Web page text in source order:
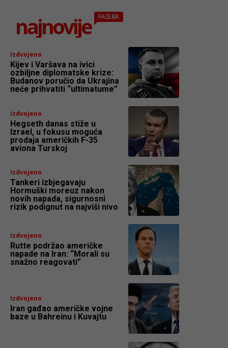
najnovije FACE.BA
Izdvojeno
Kijev i Varšava na ivici
ozbiljne diplomatske krize:
Budanov poručio da Ukrajina
neće prihvatiti “ultimatume”
Izdvojeno
Hegseth danas stiže u
Izrael, u fokusu moguća
prodaja američkih F-35
aviona Turskoj
Izdvojeno
Tankeri izbjegavaju
Hormuški moreuz nakon
novih napada, sigurnosni
rizik podignut na najviši nivo
Izdvojeno
Rutte podržao američke
napade na Iran: “Morali su
snažno reagovati”
Izdvojeno
Iran gađao američke vojne
baze u Bahreinu i Kuvajtu